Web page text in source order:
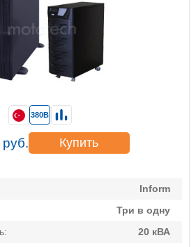
Inform
Три в одну
20 кВА
380В
руб. Купить